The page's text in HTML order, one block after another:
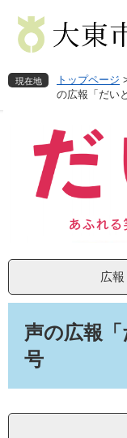
先
を 現在地 トップページ
の広報「だい
広
声の広報
号